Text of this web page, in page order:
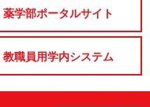
薬学部ポータルサイト
教職員用学内システム